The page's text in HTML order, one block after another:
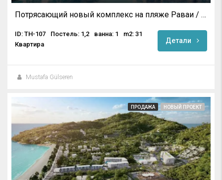
Потрясающий новый комплекс на пляже Раваи / Пхукет
ID: TH-107 Постель: 1,2 ванна: 1
m2: 31
Квартира
Детали
Mustafa Gülseren
ПРОДАЖА НОВЫЙ ПРОЕКТ